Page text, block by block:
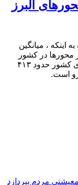
اینکه ، میانگین
البرز ۴برابر سایر محورها در کشور
است ، گفت میانگین تردد ساعتی در محورهای کشور حدود ۴۱۳